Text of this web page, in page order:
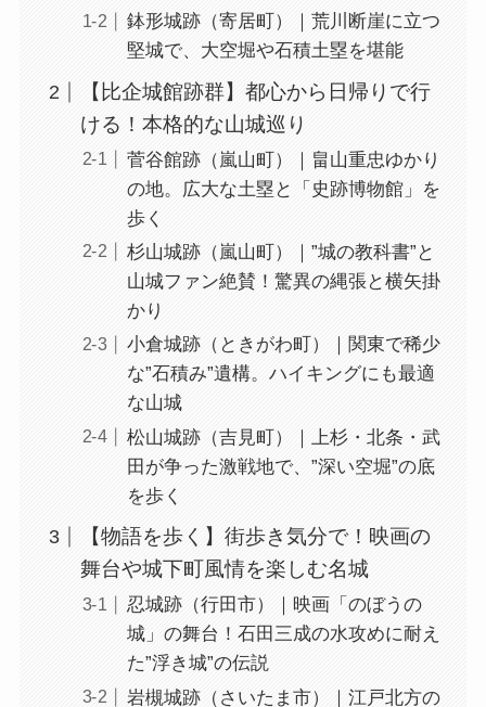
鉢形城跡（寄居町）｜荒川断崖に立つ
堅城で、大空堀や石積土塁を堪能
【比企城館跡群】都心から日帰りで行
ける！本格的な山城巡り
菅谷館跡（嵐山町）｜畠山重忠ゆかり
の地。広大な土塁と「史跡博物館」を
歩く
杉山城跡（嵐山町）｜”城の教科書”と
山城ファン絶賛！驚異の縄張と横矢掛
かり
小倉城跡（ときがわ町）｜関東で稀少
な”石積み”遺構。ハイキングにも最適
な山城
松山城跡（吉見町）｜上杉・北条・武
田が争った激戦地で、”深い空堀”の底
を歩く
【物語を歩く】街歩き気分で！映画の
舞台や城下町風情を楽しむ名城
忍城跡（行田市）｜映画「のぼうの
城」の舞台！石田三成の水攻めに耐え
た”浮き城”の伝説
岩槻城跡（さいたま市）｜江戸北方の